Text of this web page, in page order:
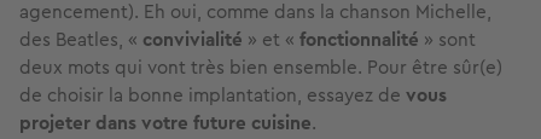
agencement). Eh oui, comme dans la chanson Michelle,
des Beatles, « convivialité » et « fonctionnalité » sont
deux mots qui vont très bien ensemble. Pour être sûr(e)
de choisir la bonne implantation, essayez de vous
projeter dans votre future cuisine.